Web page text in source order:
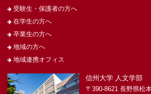
受験生・保護者の方へ
在学生の方へ
卒業生の方へ
地域の方へ
地域連携オフィス
信州大学 人文学部
〒390-8621 長野県松